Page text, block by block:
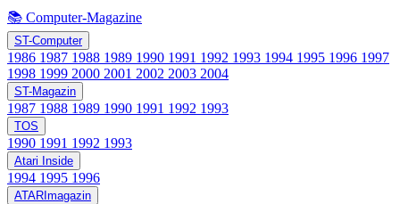
📚 Computer-Magazine
ST-Computer
1986 1987 1988 1989 1990 1991 1992 1993 1994 1995 1996 1997
1998 1999 2000 2001 2002 2003 2004
ST-Magazin
1987 1988 1989 1990 1991 1992 1993
TOS
1990 1991 1992 1993
Atari Inside
1994 1995 1996
ATARImagazin